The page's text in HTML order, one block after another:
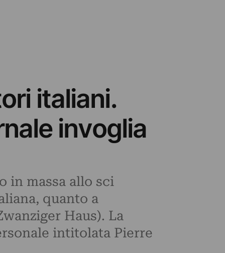
italiani.
invoglia
in massa allo sci
quanto a
Haus). La
intitolata Pierre